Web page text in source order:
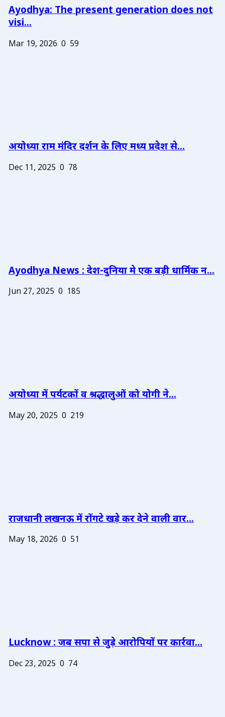
Ayodhya: The present generation does not
visi...
Mar 19, 2026 0 59
अयोध्या राम मंदिर दर्शन के लिए मध्य प्रदेश से...
Dec 11, 2025 0 78
Ayodhya News : देश-दुनिया मे एक बड़ी धार्मिक न...
Jun 27, 2025 0 185
अयोध्या में पर्यटकों व श्रद्धालुओं को योगी ने...
May 20, 2025 0 219
राजधानी लखनऊ में रोंगटे खड़े कर देने वाली वार...
May 18, 2026 0 51
Lucknow : जब सपा से जुड़े आरोपियों पर कार्रवा...
Dec 23, 2025 0 74